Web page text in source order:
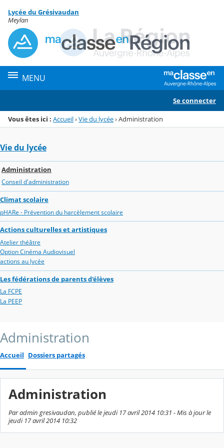
Menu de la rubrique
Contenu
Lycée du Grésivaudan
Meylan
MENU
Se connecter
Vous êtes ici : Accueil›Vie du lycée›Administration
Vie du lycée
Administration
Conseil d'administration
Climat scolaire
pHARe - Prévention du harcèlement scolaire
Actions culturelles et artistiques
Atelier théâtre
Option Cinéma Audiovisuel
actions au lycée
Les fédérations de parents d'élèves
La FCPE
La PEEP
Administration
Accueil Dossiers partagés
Administration
Par admin gresivaudan, publié le jeudi 17 avril 2014 10:31 - Mis à jour le
jeudi 17 avril 2014 10:32